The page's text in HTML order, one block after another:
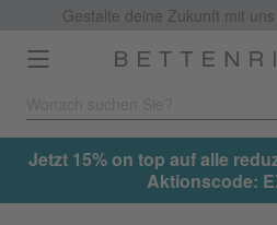
Gestalte deine Zukunft mit
Toggle
navigation
Jetzt 15% on top auf alle
Aktionscode: